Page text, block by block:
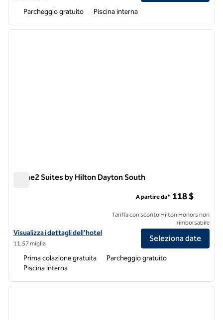
Parcheggio gratuito Piscina interna
1 di 12
Home2 Suites by Hilton Dayton South
Visualizza i dettagli dell'hotel Home2 Suites by Hilton Dayton South
Visualizza i dettagli dell'hotel
11,57 miglia
A partire da* 118 $
Tariffa con sconto Hilton Honors non
rimborsabile
Seleziona date
Prima colazione gratuita
Parcheggio gratuito
Piscina interna
1 di 12